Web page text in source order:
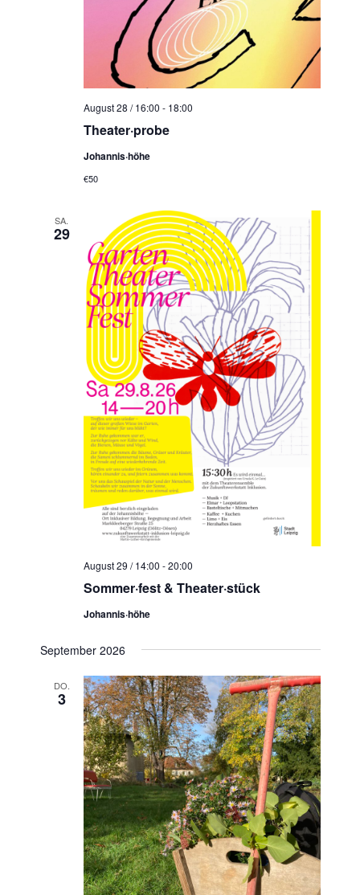
Theater·probe
August 28 / 16:00 - 18:00
Johannis·höhe
€50
SA.
29
Sommer·fest & Theater·stück
August 29 / 14:00 -20:00
Johannis·höhe
September 2026
DO.
3